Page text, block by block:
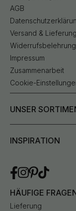
AGB
Versand & Lieferung
Widerrufsbelehrung
Impressum
Zusammenarbeit
Cookie-
UNSER
INSPIRATION
HÄUFIGE
Lieferung